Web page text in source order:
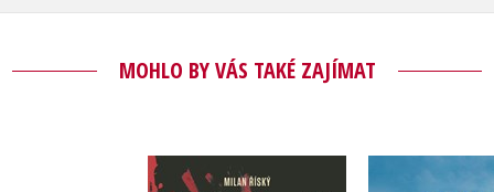
MOHLO BY VÁS TAKÉ ZAJÍMAT